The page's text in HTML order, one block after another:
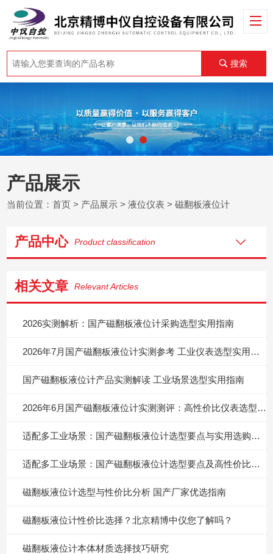
搜索
产品展示
当前位置：首页 > 产品展示 >液位仪表 >磁翻板液位计
产品中心 Product classification
相关文章 Relevant Articles
2026实测解析：国产磁翻板液位计采购选型实用指南
2026年7月国产磁翻板液位计实测参考 工业仪表选型实用指南
国产磁翻板液位计产品实测解读 工业场景选型实用指南
2026年6月国产磁翻板液位计实测测评：高性价比仪表选型实用指南
适配多工业场景：国产磁翻板液位计选型要点与实用选购指南
适配多工业场景：国产磁翻板液位计选型要点及高性价比选择
磁翻板液位计选型与性价比分析 国产厂家优选指南
磁翻板液位计性价比选择？北京精博中仪您了解吗？
磁翻板液位计本体材质选择技巧研究